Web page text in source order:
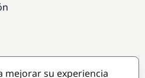
mejorar su experiencia